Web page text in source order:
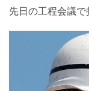
先日の工程会議で